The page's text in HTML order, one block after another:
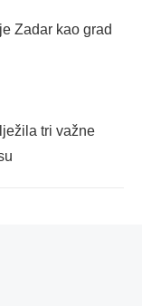
Zadar kao grad
tri važne